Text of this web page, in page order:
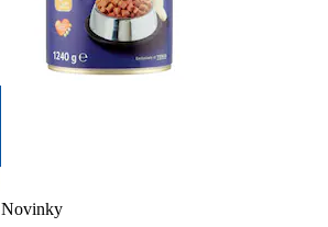
Novinky